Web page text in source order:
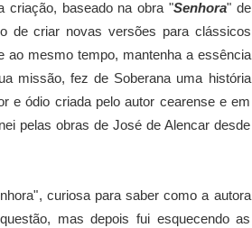
baseado na obra "Senhora" de
de criar novas versões para clássicos
ao mesmo tempo, mantenha a essência
missão, fez de Soberana uma história
e ódio criada pelo autor cearense e em
pelas obras de José de Alencar desde
curiosa para saber como a autora
mas depois fui esquecendo as